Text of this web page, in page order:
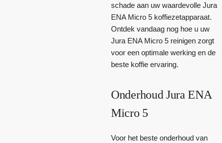
schade aan uw waardevolle Jura
ENA Micro 5 koffiezetapparaat.
Ontdek vandaag nog hoe u uw
Jura ENA Micro 5 reinigen zorgt
voor een optimale werking en de
beste koffie ervaring.
Onderhoud Jura ENA
Micro 5
Voor het beste onderhoud van